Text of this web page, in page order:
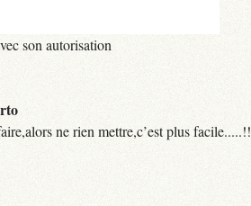
son autorisation
ne rien mettre,c’est plus facile.....!!